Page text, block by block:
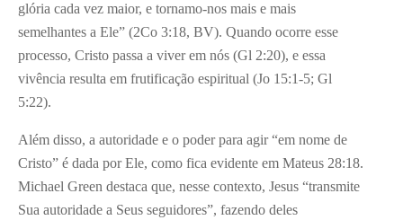
glória cada vez maior, e tornamo-nos mais e mais
semelhantes a Ele” (2Co 3:18, BV). Quando ocorre esse
processo, Cristo passa a viver em nós (Gl 2:20), e essa
vivência resulta em frutificação espiritual (Jo 15:1-5; Gl
5:22).
Além disso, a autoridade e o poder para agir “em nome de
Cristo” é dada por Ele, como fica evidente em Mateus 28:18.
Michael Green destaca que, nesse contexto, Jesus “transmite
Sua autoridade a Seus seguidores”, fazendo deles